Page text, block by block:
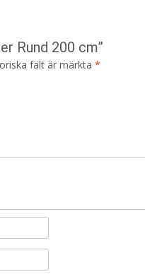
Rund 200 cm”
fält är märkta *